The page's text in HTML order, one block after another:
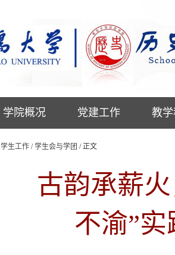
学院概况 党建工作 教
学生工作 /学生会与学团 / 正文
古韵承薪
不渝”